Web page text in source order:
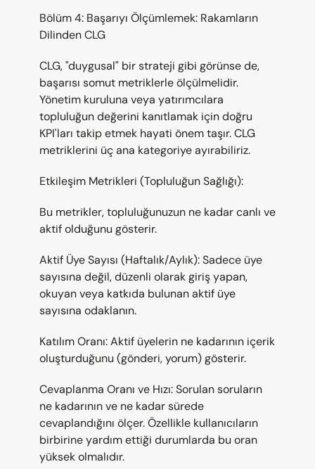
Bölüm 4: Başarıyı Ölçümlemek: Rakamların
Dilinden CLG
CLG, "duygusal" bir strateji gibi görünse de,
başarısı somut metriklerle ölçülmelidir.
Yönetim kuruluna veya yatırımcılara
topluluğun değerini kanıtlamak için doğru
KPI'ları takip etmek hayati önem taşır. CLG
metriklerini üç ana kategoriye ayırabiliriz.
Etkileşim Metrikleri (Topluluğun Sağlığı):
Bu metrikler, topluluğunuzun ne kadar canlı ve
aktif olduğunu gösterir.
Aktif Üye Sayısı (Haftalık/Aylık): Sadece üye
sayısına değil, düzenli olarak giriş yapan,
okuyan veya katkıda bulunan aktif üye
sayısına odaklanın.
Katılım Oranı: Aktif üyelerin ne kadarının içerik
oluşturduğunu (gönderi, yorum) gösterir.
Cevaplanma Oranı ve Hızı: Sorulan soruların
ne kadarının ve ne kadar sürede
cevaplandığını ölçer. Özellikle kullanıcıların
birbirine yardım ettiği durumlarda bu oran
yüksek olmalıdır.